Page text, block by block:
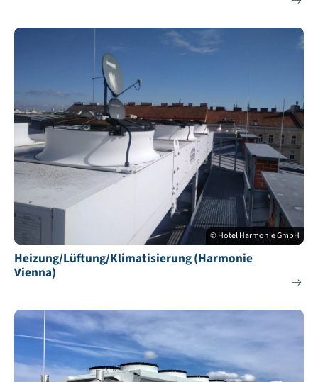
© Hotel Harmonie GmbH
Heizung/Lüftung/Klimatisierung (Harmonie
Vienna)